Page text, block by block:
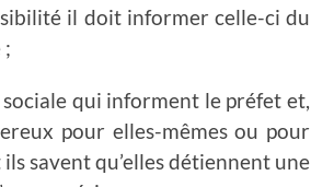
il doit informer celle-ci du
;
qui informent le préfet et,
pour elles-mêmes ou pour
savent qu’elles détiennent une